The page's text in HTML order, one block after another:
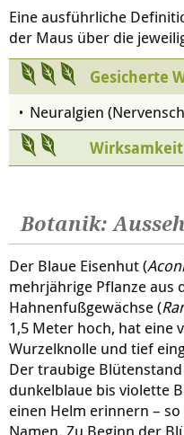
Eine ausführliche
der Maus über die
Gesicherte
Neuralgien
Botanik:
Der Blaue Eisenhut (
mehrjährige Pflanze aus
Hahnenfußgewächse (
1,5 Meter hoch, hat eine
Wurzelknolle und tief
Der traubige
dunkelblaue bis violette
einen Helm erinnern –